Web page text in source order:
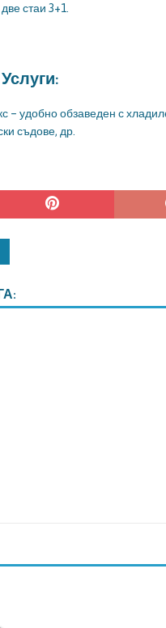
две стаи 3+1.
Услуги:
– удобно обзаведен с
съдове, др.